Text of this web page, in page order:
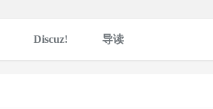
Discuz! 导读